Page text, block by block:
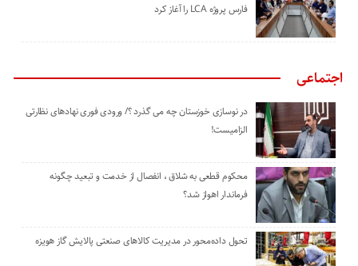
‌فارس پروژه LCA را آغاز کرد
اجتماعی
در نوسازی خوزستان چه می گذرد ؟/ ورودی فوری نهادهای نظارتی
الزامیست!
محکوم قطعی به شلاق ، انفصال از خدمت و تبعید چگونه
فرماندار اهواز شد؟
تحول داده‌محور در مدیریت کالاهای صنعتی پالایش گاز هویزه